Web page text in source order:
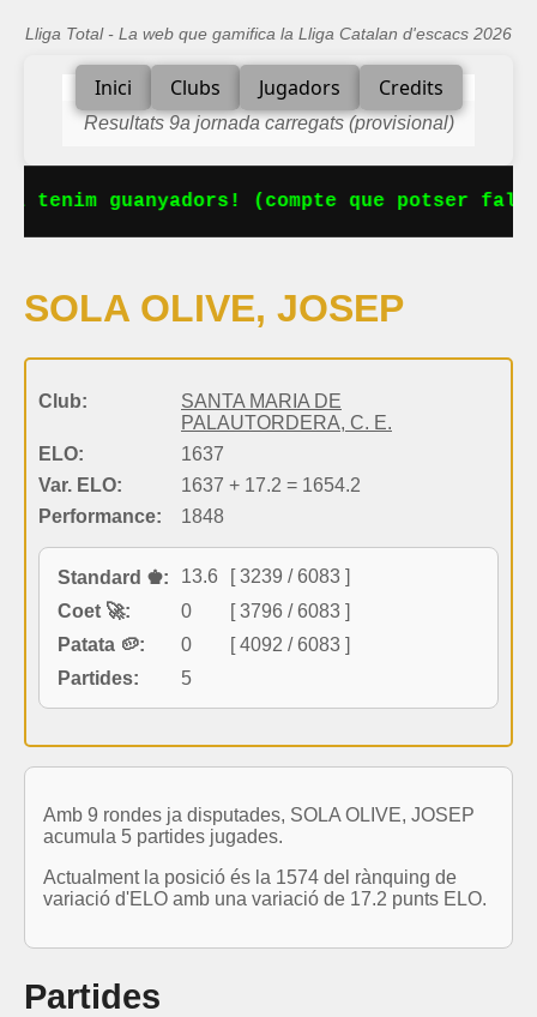
Lliga Total - La web que gamifica la Lliga Catalan d'escacs 2026
Inici Clubs Jugadors Credits
Resultats 9a jornada carregats (provisional)
tenim guanyadors! (compte que potser
SOLA OLIVE, JOSEP
Club:
SANTA MARIA DE
PALAUTORDERA, C. E.
ELO:
1637
Var. ELO:
1637 + 17.2 = 1654.2
Performance:
1848
Standard ♚: 13.6
[ 3239 / 6083 ]
Coet 🚀:
0
[ 3796 / 6083 ]
Patata 🥔:
0
[ 4092 / 6083 ]
Partides:
5
Amb 9 rondes ja disputades, SOLA OLIVE, JOSEP
acumula 5 partides jugades.
Actualment la posició és la 1574 del rànquing de
variació d'ELO amb una variació de 17.2 punts ELO.
Partides